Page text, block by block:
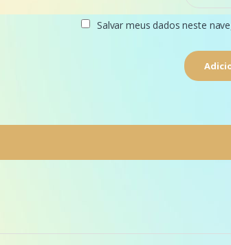
Salvar meus dados neste